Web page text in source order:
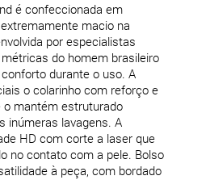
é confeccionada em
macio na
por especialistas
do homem brasileiro
durante o uso. A
o colarinho com reforço e
o mantém estruturado
inúmeras lavagens. A
HD com corte a laser que
no contato com a pele. Bolso
à peça, com bordado